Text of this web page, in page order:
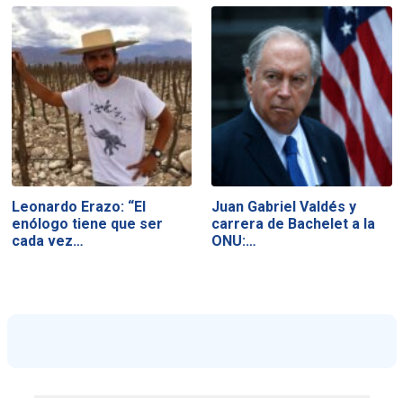
Leonardo Erazo: “El
enólogo tiene que ser
cada vez…
Juan Gabriel Valdés y
carrera de Bachelet a la
ONU:…